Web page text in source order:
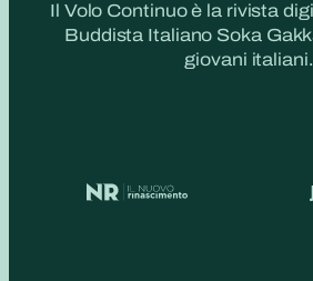
Il Volo Continuo è la rivista
Buddista Italiano Soka
giovani italiani.